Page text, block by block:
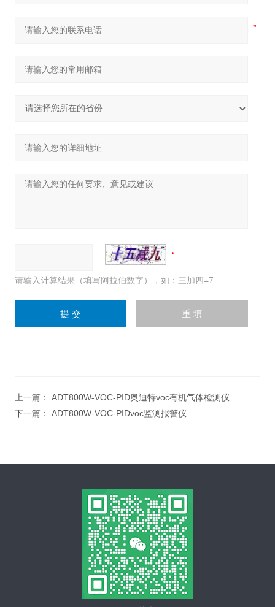
请输入计算结果（填写阿拉伯数字），如：三加四=7
上一篇： ADT800W-VOC-PID奥迪特voc有机气体检测仪
下一篇： ADT800W-VOC-PIDvoc监测报警仪